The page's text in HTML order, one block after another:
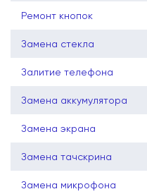
Ремонт кнопок
Замена стекла
Залитие телефона
Замена аккумулятора
Замена экрана
Замена тачскрина
Замена микрофона